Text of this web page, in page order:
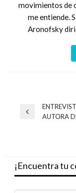
movimientos de
me entiende.
Aronofsky
Navegación
Entrada AUTORA
¡Encuentra tu